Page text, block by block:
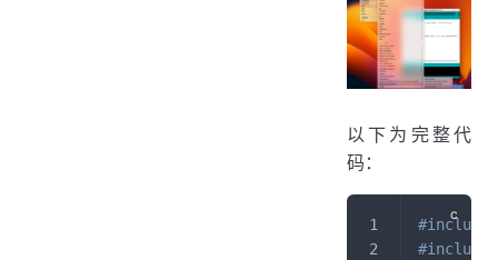
以下为完整代
码：
#include
#include